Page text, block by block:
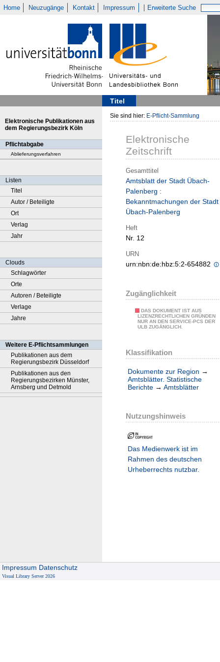
Home Neuzugänge Kontakt Impressum Erweiterte Suche
Titel
Elektronische Publikationen aus
dem Regierungsbezirk Köln
Pflichtabgabe
Ablieferungsverfahren
Listen
Titel
Autor / Beteiligte
Ort
Verlag
Jahr
Clouds
Schlagwörter
Orte
Autoren / Beteiligte
Verlage
Jahre
Weitere E-Pflichtsammlungen
Publikationen aus dem
Regierungsbezirk Düsseldorf
Publikationen aus den
Regierungsbezirken Münster,
Arnsberg und Detmold
Sie sind hier: E-Pflicht-Sammlung
Elektronische
Zeitschrift
Gesamttitel
Amtsblatt der Stadt Übach-
Palenberg :
Bekanntmachungen der Stadt
Übach-Palenberg
Heft
Nr. 12
URN
urn:nbn:de:hbz:5:2-654882
Zugänglichkeit
DAS DOKUMENT IST AUS
LIZENZRECHTLICHEN GRÜNDEN
NUR AN DEN SERVICE-PCS DER
ULB ZUGÄNGLICH.
Klassifikation
Dokumente zur Region →
Amtsblätter. Statistische
Berichte → Amtsblätter
Nutzungshinweis
Das Medienwerk ist im
Rahmen des deutschen
Urheberrechts nutzbar.
Impressum Datenschutz
Visual Library Server 2026